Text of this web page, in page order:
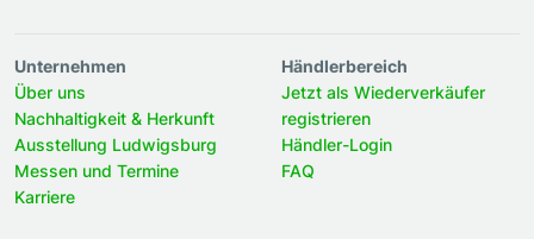
Unternehmen
Über uns
Nachhaltigkeit & Herkunft
Ausstellung Ludwigsburg
Messen und Termine
Karriere
Händlerbereich
Jetzt als Wiederverkäufer
registrieren
Händler-Login
FAQ